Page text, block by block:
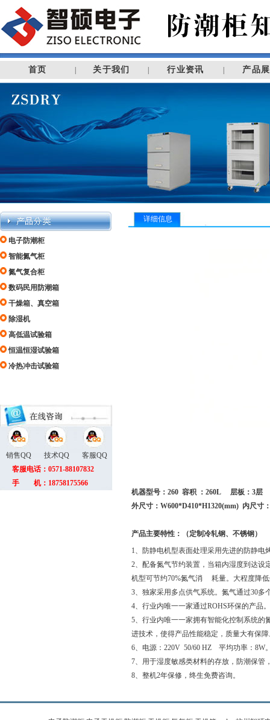
首页 关于我们 行业资讯 产品
电子防潮柜
智能氮气柜
氮气复合柜
数码民用防潮箱
干燥箱、真空箱
除湿机
高低温试验箱
恒温恒湿试验箱
冷热冲击试验箱
销售QQ 技术QQ
客服QQ
客服电话：0571-88107832
手 机：18758175566
详细信息
机器型号：260 容积 ：260L 层板：3层
外尺寸：W600*D410*H1320(mm) 内尺寸
产品主要特性：（定制冷轧钢、不锈钢）
1、防静电机型表面处理采用先进的防静电
2、配备氮气节约装置，当箱内湿度到达设
机型可节约70%氮气消 耗量。大程度降
3、独家采用多点供气系统。氮气通过30
4、行业内唯一一家通过ROHS环保的产品
5、行业内唯一一家拥有智能化控制系统的
进技术，使得产品性能稳定，质量大有保
6、电源：220V 50/60 HZ 平均功率：8W
7、用于湿度敏感类材料的存放，防潮保管
8、整机2年保修，终生免费咨询。